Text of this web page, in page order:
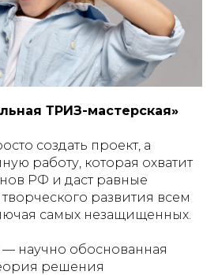
ТРИЗ-мастерская»
создать проект, а
работу, которая охватит
РФ и даст равные
развития всем
самых незащищенных.
— научно обоснованная
решения